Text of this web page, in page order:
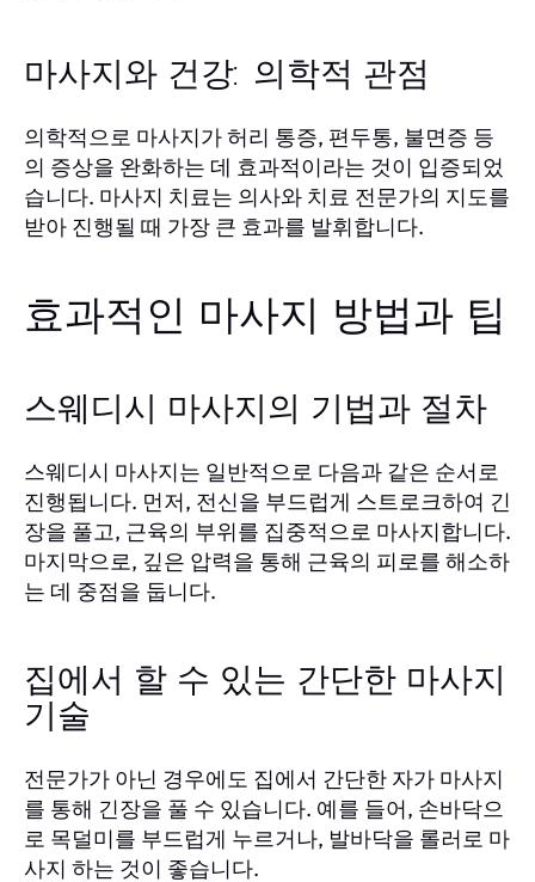
마사지와 건강: 의학적 관점
의학적으로 마사지가 허리 통증, 편두통, 불면증 등
의 증상을 완화하는 데 효과적이라는 것이 입증되었
습니다. 마사지 치료는 의사와 치료 전문가의 지도를
받아 진행될 때 가장 큰 효과를 발휘합니다.
효과적인 마사지 방법과 팁
스웨디시 마사지의 기법과 절차
스웨디시 마사지는 일반적으로 다음과 같은 순서로
진행됩니다. 먼저, 전신을 부드럽게 스트로크하여 긴
장을 풀고, 근육의 부위를 집중적으로 마사지합니다.
마지막으로, 깊은 압력을 통해 근육의 피로를 해소하
는 데 중점을 둡니다.
집에서 할 수 있는 간단한 마사지
기술
전문가가 아닌 경우에도 집에서 간단한 자가 마사지
를 통해 긴장을 풀 수 있습니다. 예를 들어, 손바닥으
로 목덜미를 부드럽게 누르거나, 발바닥을 롤러로 마
사지 하는 것이 좋습니다.